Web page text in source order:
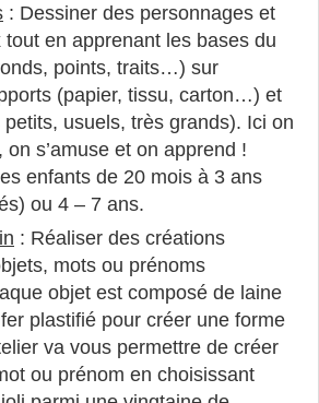
: Dessiner des personnages et
tout en apprenant les bases du
points, traits…) sur
(papier, tissu, carton…) et
usuels, très grands). Ici on
on s’amuse et on apprend !
enfants de 20 mois à 3 ans
ou 4 – 7 ans.
: Réaliser des créations
mots ou prénoms
objet est composé de laine
plastifié pour créer une forme
va vous permettre de créer
ou prénom en choisissant